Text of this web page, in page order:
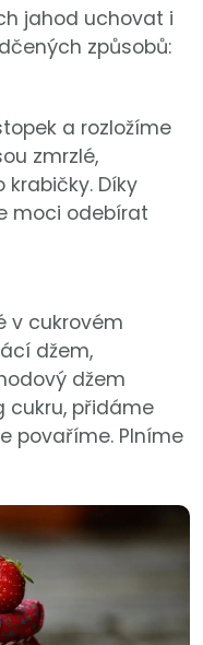
jahod uchovat i
způsobů:
a rozložíme
zmrzlé,
Díky
moci odebírat
v cukrovém
džem,
džem
cukru, přidáme
povaříme. Plníme